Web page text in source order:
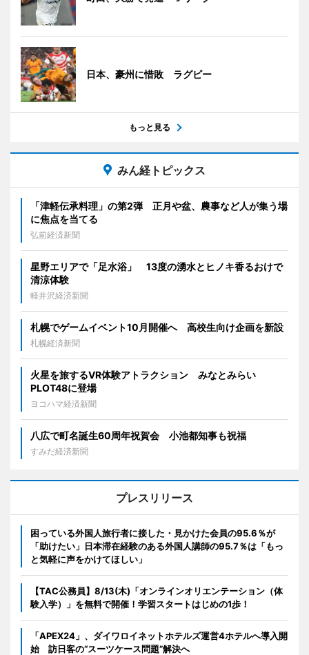
日本、豪州に惜敗 ラグビー
もっと見る
みん経トピックス
「津軽伝承料理」の第2弾 正月や盆、農事など人が集う場
に焦点を当てる
弘前経済新聞
星野エリアで「足水浴」 13度の湧水とヒノキ香るおけで
清涼体験
軽井沢経済新聞
札幌でゲームイベント10月開催へ 高校生向け企画を新設
札幌経済新聞
火星を旅するVR体験アトラクション みなとみらい
PLOT48に登場
ヨコハマ経済新聞
八広で町名誕生60周年祝賀会 小池都知事も祝福
すみだ経済新聞
プレスリリース
困っている外国人旅行者に接した・見かけた会員の95.6％が
「助けたい」日本滞在経験のある外国人講師の95.7％は「もっ
と気軽に声をかけてほしい」
【TAC公務員】8/13(木)「オンラインオリエンテーション（体
験入学）」を無料で開催！学習スタートはじめの1歩！
「APEX24」、ダイワロイネットホテルズ運営4ホテルへ導入開
始 訪日客の“スーツケース問題”解決へ